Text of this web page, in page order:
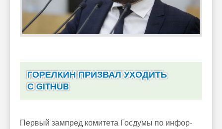
ГОРЕЛКИН ПРИЗВАЛ УХОДИТЬ
С GITHUB
Пер­вый зам­пред комите­та Гос­думы по инфор­